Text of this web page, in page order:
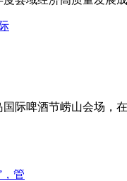
啤酒节崂山会场，在
管